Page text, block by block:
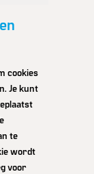
cookies
Je kunt
te
wordt
voor